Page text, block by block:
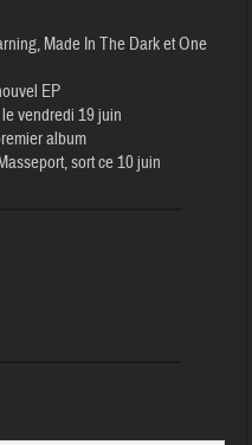
Made In The Dark et One
EP
vendredi 19 juin
album
sort ce 10 juin